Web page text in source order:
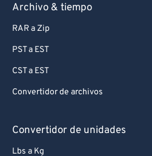
Archivo & tiempo
RAR a Zip
PST a EST
CST a EST
Convertidor de archivos
Convertidor de unidades
Lbs a Kg